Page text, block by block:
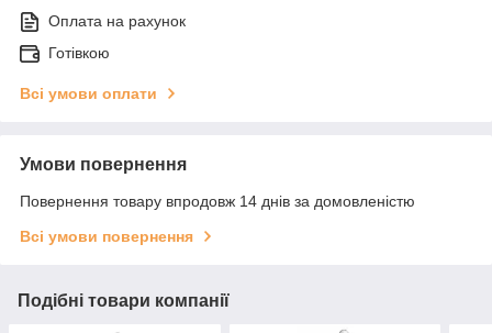
Оплата на рахунок
Готівкою
Всі умови оплати
Умови повернення
Повернення товару впродовж 14 днів за домовленістю
Всі умови повернення
Подібні товари компанії